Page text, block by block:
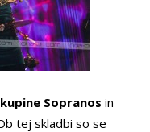
Sopranos in
tej skladbi so se